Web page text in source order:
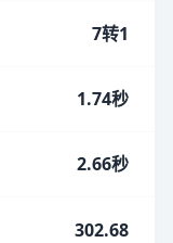
7转1
1.74秒
2.66秒
302.68